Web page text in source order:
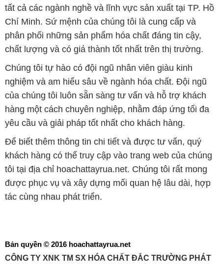
tất cả các ngành nghề và lĩnh vực sản xuất tại TP. Hồ
Chí Minh. Sứ mệnh của chúng tôi là cung cấp và
phân phối những sản phẩm hóa chất đáng tin cậy,
chất lượng và có giá thành tốt nhất trên thị trường.
Chúng tôi tự hào có đội ngũ nhân viên giàu kinh
nghiệm và am hiểu sâu về ngành hóa chất. Đội ngũ
của chúng tôi luôn sẵn sàng tư vấn và hỗ trợ khách
hàng một cách chuyên nghiệp, nhằm đáp ứng tối đa
yêu cầu và giải pháp tốt nhất cho khách hàng.
Để biết thêm thông tin chi tiết và được tư vấn, quý
khách hàng có thể truy cập vào trang web của chúng
tôi tại địa chỉ hoachattayrua.net. Chúng tôi rất mong
được phục vụ và xây dựng mối quan hệ lâu dài, hợp
tác cùng nhau phát triển.
Bản quyền © 2016 hoachattayrua.net
CÔNG TY XNK TM SX HÓA CHẤT ĐẮC TRƯỜNG PHÁT